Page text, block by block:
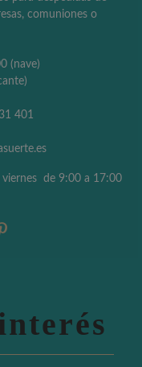
comuniones o
(nave)
401
viernes de 9:00 a 17:00